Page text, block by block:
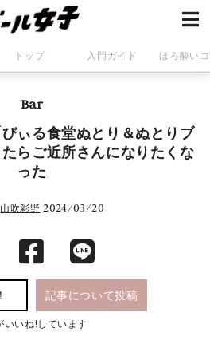
トップ 入門ガイド ほろ酔い
Bar
びぃる食堂ぬとり＆ぬとりブ
らご近所さんになりたくな
った
山吹彩野 2024/03/20
記事について投稿
いいね!しています